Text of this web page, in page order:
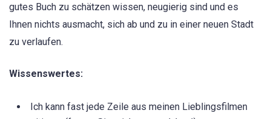
gutes Buch zu schätzen wissen, neugierig sind und es
Ihnen nichts ausmacht, sich ab und zu in einer neuen Stadt
zu verlaufen.
Wissenswertes:
Ich kann fast jede Zeile aus meinen Lieblingsfilmen